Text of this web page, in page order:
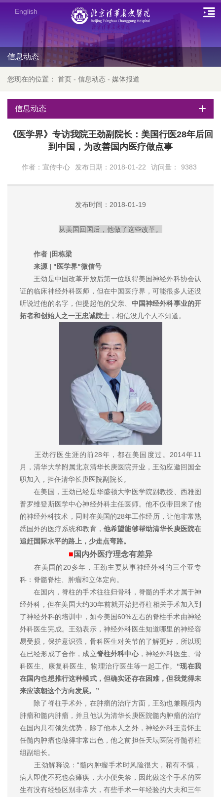
English
信息动态
您现在的位置： 首页 - 信息动态 - 媒体报道
信息动态
《医学界》专访我院王劲副院长：美国行医28年后回
到中国，为改善国内医疗做点事
作者：宣传中心 发布日期：2018-01-22 访问量： 9383
发布时间：2018-01-19
从美国回国后，他做了这些改革。
作者 |田栋梁
来源 | "医学界"微信号
王劲是中国改革开放后第一位取得美国神经外科协会认
证的临床神经外科医师，但在中国医疗界，可能很多人还没
听说过他的名字，但提起他的父亲、 中国神经外科事业的开
拓者和创始人之一王忠诚院士 ，相信没几个人不知道。
王劲行医生涯的前28年，都在美国度过。2014年11
月，清华大学附属北京清华长庚医院开业，王劲应邀回国全
职加入，担任清华长庚医院副院长。
在美国，王劲已经是华盛顿大学医学院副教授、西雅图
普罗维登斯医学中心神经外科主任医师。他不仅带回来了他
的神经外科技术，同时在美国的28年工作经历，让他非常熟
悉国外的医疗系统和教育， 他希望能够帮助清华长庚医院在
追赶国际水平的路上，少走点弯路。
■ 国内外医疗理念有差异
在美国的20多年，王劲主要从事神经外科的三个亚专
科：脊髓脊柱、肿瘤和立体定向。
在国内，脊柱的手术往往归骨科，脊髓的手术才属于神
经外科，但在美国大约30年前就开始把脊柱相关手术加入到
了神经外科的培训中，如今美国60%左右的脊柱手术由神经
外科医生完成。王劲表示，神经外科医生知道哪里的神经容
易受损，保护意识强，骨科医生对关节的了解更好，所以现
在已经形成了合作，成立脊柱外科中心，神经外科医生、骨
科医生、康复科医生、物理治疗医生等一起工作。 “现在我
在国内也想推行这种模式，但确实还存在困难，但我觉得未
来应该朝这个方向发展。”
除了脊柱手术外，在肿瘤的治疗方面，王劲也兼顾颅内
肿瘤和髓内肿瘤，并且他认为清华长庚医院髓内肿瘤的治疗
在国内具有领先优势，除了他本人之外，神经外科王贵怀主
任髓内肿瘤也做得非常出色，他之前担任天坛医院脊髓脊柱
组副组长。
王劲解释说：“髓内肿瘤手术时风险很大，稍有不慎，
病人即使不死也会瘫痪，大小便失禁，因此做这个手术的医
生有没有经验区别非常大，有些手术一年经验的大夫和三年